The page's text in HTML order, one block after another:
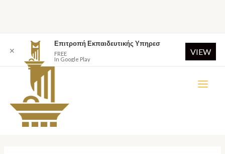
✕
Επιτροπή Εκπαιδευτικής Υπηρεσ
FREE
In Google Play
VIEW